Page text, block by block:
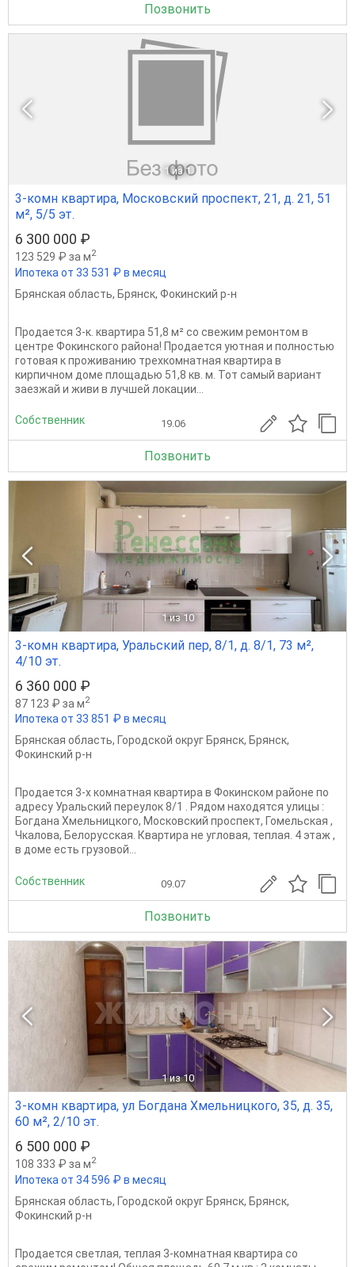
Позвонить
1 из 1
3-комн квартира, Московский проспект, 21, д. 21, 51
м², 5/5 эт.
6 300 000 ₽
123 529 ₽ за м2
Ипотека от 33 531 ₽ в месяц
Брянская область, Брянск, Фокинский р-н
Продается 3-к. квартира 51,8 м² со свежим ремонтом в
центре Фокинского района! Продается уютная и полностью
готовая к проживанию трехкомнатная квартира в
кирпичном доме площадью 51,8 кв. м. Тот самый вариант
заезжай и живи в лучшей локации...
Собственник 19.06
Позвонить
1 из 10
3-комн квартира, Уральский пер, 8/1, д. 8/1, 73 м²,
4/10 эт.
6 360 000 ₽
87 123 ₽ за м2
Ипотека от 33 851 ₽ в месяц
Брянская область, Городской округ Брянск, Брянск,
Фокинский р-н
Продается 3-х комнатная квартира в Фокинском районе по
адресу Уральский переулок 8/1 . Рядом находятся улицы :
Богдана Хмельницкого, Московский проспект, Гомельская ,
Чкалова, Белорусская. Квартира не угловая, теплая. 4 этаж ,
в доме есть грузовой...
Собственник 09.07
Позвонить
1 из 10
3-комн квартира, ул Богдана Хмельницкого, 35, д. 35,
60 м², 2/10 эт.
6 500 000 ₽
108 333 ₽ за м2
Ипотека от 34 596 ₽ в месяц
Брянская область, Городской округ Брянск, Брянск,
Фокинский р-н
Продается светлая, теплая 3-комнатная квартира со